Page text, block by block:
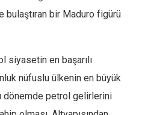
bulaştıran bir Maduro figürü
siyasetin en başarılı
nüfuslu ülkenin en büyük
dönemde petrol gelirlerini